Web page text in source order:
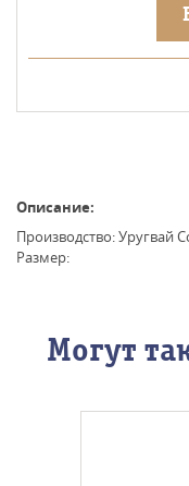
Описание:
Производство: Уругвай
Размер:
Могут